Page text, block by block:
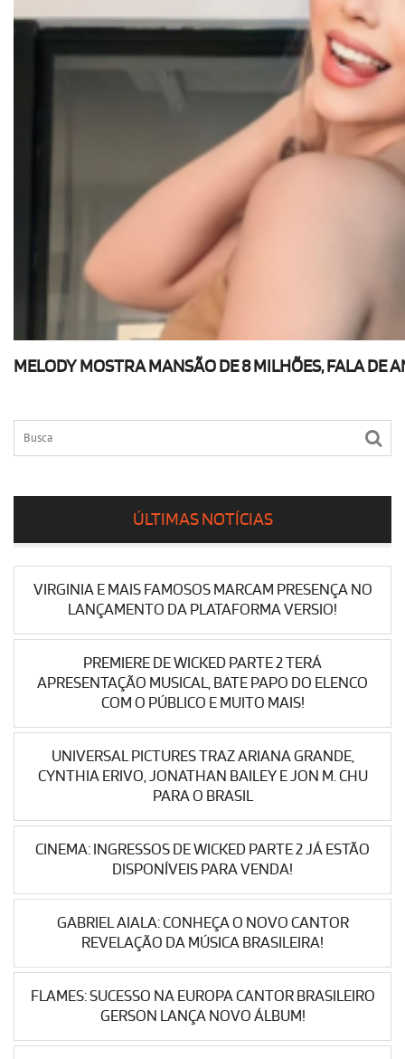
MELODY MOSTRA MANSÃO DE 8 MILHÕES, FALA DE
ÚLTIMAS NOTÍCIAS
VIRGINIA E MAIS FAMOSOS MARCAM PRESENÇA NO
LANÇAMENTO DA PLATAFORMA VERSIO!
PREMIERE DE WICKED PARTE 2 TERÁ
APRESENTAÇÃO MUSICAL, BATE PAPO DO ELENCO
COM O PÚBLICO E MUITO MAIS!
UNIVERSAL PICTURES TRAZ ARIANA GRANDE,
CYNTHIA ERIVO, JONATHAN BAILEY E JON M. CHU
PARA O BRASIL
CINEMA: INGRESSOS DE WICKED PARTE 2 JÁ ESTÃO
DISPONÍVEIS PARA VENDA!
GABRIEL AIALA: CONHEÇA O NOVO CANTOR
REVELAÇÃO DA MÚSICA BRASILEIRA!
FLAMES: SUCESSO NA EUROPA CANTOR BRASILEIRO
GERSON LANÇA NOVO ÁLBUM!